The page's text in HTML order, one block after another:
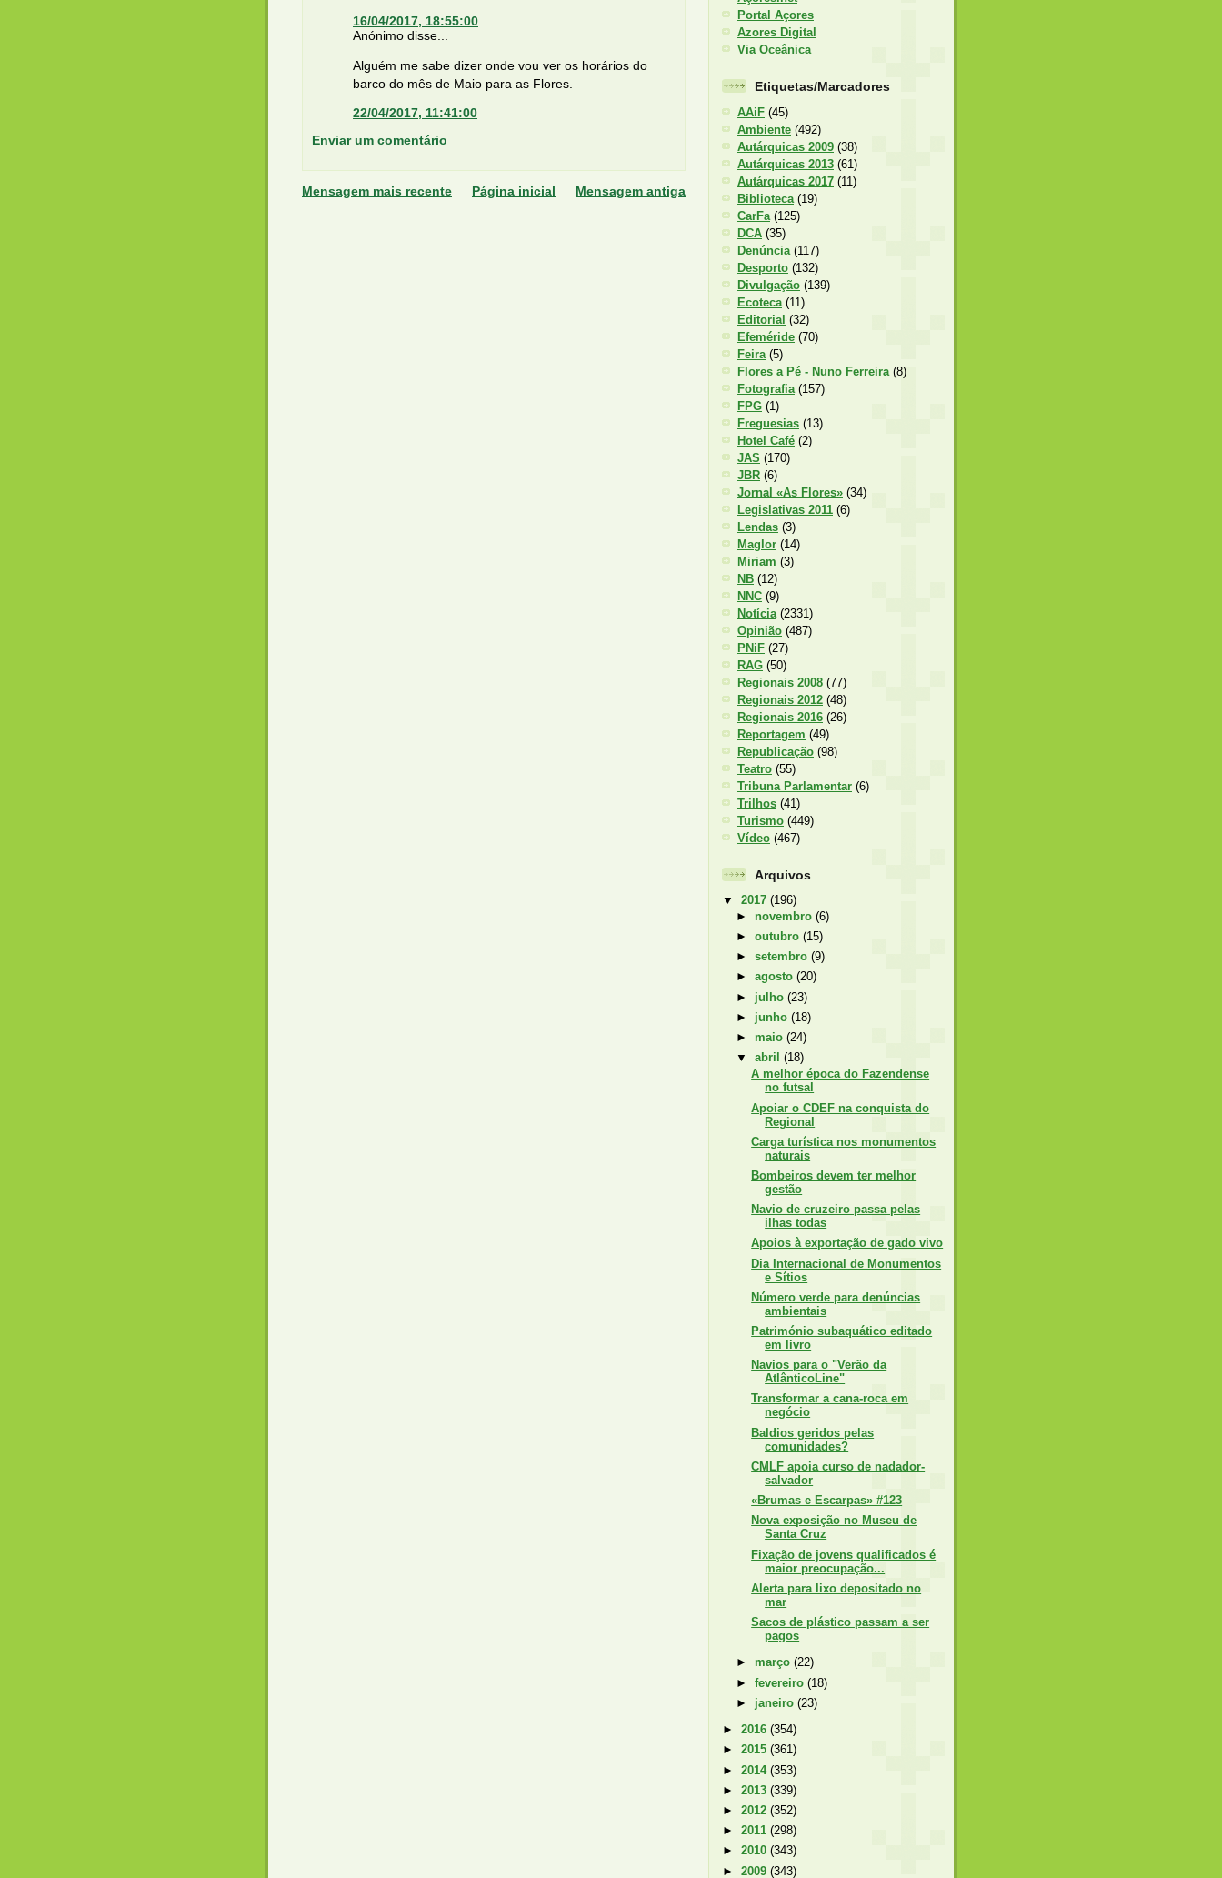
16/04/2017, 18:55:00
Anónimo disse...
Alguém me sabe dizer onde vou ver os horários do
barco do mês de Maio para as Flores.
22/04/2017, 11:41:00
Enviar um comentário
Mensagem mais recente Mensagem antiga
Página inicial
Portal Açores
Azores Digital
Via Oceânica
Etiquetas/Marcadores
AAiF (45)
Ambiente (492)
Autárquicas 2009 (38)
Autárquicas 2013 (61)
Autárquicas 2017 (11)
Biblioteca (19)
CarFa (125)
DCA (35)
Denúncia (117)
Desporto (132)
Divulgação (139)
Ecoteca (11)
Editorial (32)
Efeméride (70)
Feira (5)
Flores a Pé - Nuno Ferreira (8)
Fotografia (157)
FPG (1)
Freguesias (13)
Hotel Café (2)
JAS (170)
JBR (6)
Jornal «As Flores» (34)
Legislativas 2011 (6)
Lendas (3)
Maglor (14)
Miriam (3)
NB (12)
NNC (9)
Notícia (2331)
Opinião (487)
PNiF (27)
RAG (50)
Regionais 2008 (77)
Regionais 2012 (48)
Regionais 2016 (26)
Reportagem (49)
Republicação (98)
Teatro (55)
Tribuna Parlamentar (6)
Trilhos (41)
Turismo (449)
Vídeo (467)
Arquivos
▼ 2017 (196)
► novembro(6)
►outubro(15)
►setembro(9)
►agosto(20)
► julho(23)
► junho(18)
► maio(24)
▼abril(18)
A melhor época do Fazendense
no futsal
Apoiar o CDEF na conquista do
Regional
Carga turística nos monumentos
naturais
Bombeiros devem ter melhor
gestão
Navio de cruzeiro passa pelas
ilhas todas
Apoios à exportação de gado vivo
Dia Internacional de Monumentos
e Sítios
Número verde para denúncias
ambientais
Património subaquático editado
em livro
Navios para o "Verão da
AtlânticoLine"
Transformar a cana-roca em
negócio
Baldios geridos pelas
comunidades?
CMLF apoia curso de nadador-
salvador
«Brumas e Escarpas» #123
Nova exposição no Museu de
Santa Cruz
Fixação de jovens qualificados é
maior preocupação...
Alerta para lixo depositado no
mar
Sacos de plástico passam a ser
pagos
► março(22)
►fevereiro(18)
► janeiro(23)
► 2016 (354)
► 2015 (361)
► 2014 (353)
► 2013 (339)
► 2012 (352)
► 2011 (298)
► 2010 (343)
► 2009 (343)